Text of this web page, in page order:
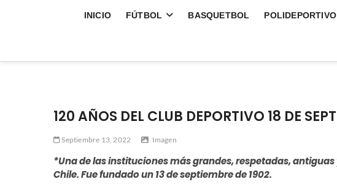
INICIO FÚTBOL BASQUETBOL POLIDEPORTIVO
120 AÑOS DEL CLUB DEPORTIVO 18 DE
Septiembre 13, 2022 Imagen
*Una de las instituciones más grandes, respetadas,
Chile. Fue fundado un 13 de septiembre de 1902.